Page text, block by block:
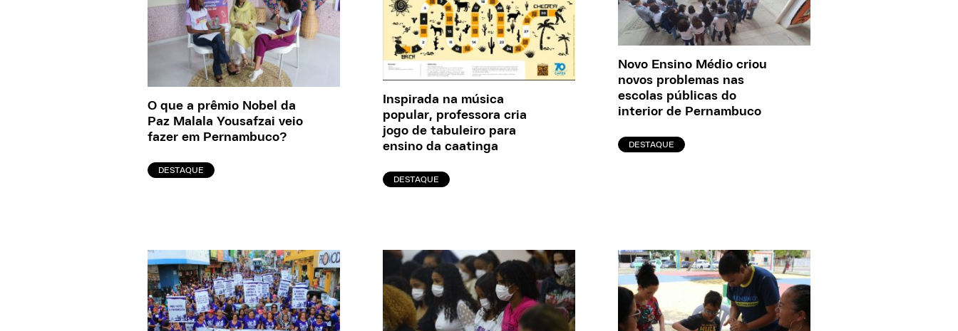
O que a prêmio Nobel da
Paz Malala Yousafzai veio
fazer em Pernambuco?
DESTAQUE
Inspirada na música
popular, professora cria
jogo de tabuleiro para
ensino da caatinga
DESTAQUE
Novo Ensino Médio criou
novos problemas nas
escolas públicas do
interior de Pernambuco
DESTAQUE